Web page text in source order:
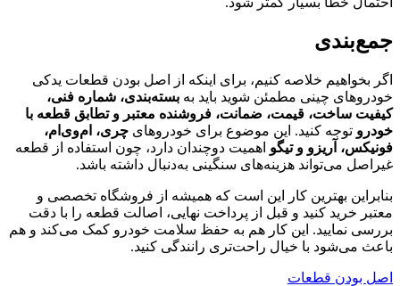
جمع‌بندی
اگر بخواهیم خلاصه کنیم، برای اینکه از اصل بودن قطعات یدکی
خودروهای چینی مطمئن شوید باید به بسته‌بندی، شماره فنی،
کیفیت ساخت، قیمت، ضمانت، فروشنده معتبر و تطابق قطعه با
خودرو توجه کنید. این موضوع برای خودروهای چری، ام‌وی‌ام،
فونیکس، آریزو و تیگو اهمیت دوچندان دارد، چون استفاده از قطعه
غیراصل می‌تواند هزینه‌های سنگینی به‌دنبال داشته باشد.
بنابراین بهترین کار این است که همیشه از فروشگاه تخصصی و
معتبر خرید کنید و قبل از پرداخت نهایی، اصالت قطعه را با دقت
بررسی نمایید. این کار هم به حفظ سلامت خودرو کمک می‌کند و هم
باعث می‌شود با خیال راحت‌تری رانندگی کنید.
اصل بودن قطعات